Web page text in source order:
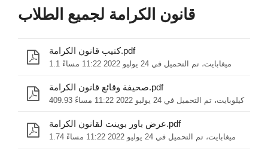
قانون الكرامة لجميع الطلاب
كتيب قانون الكرامة.pdf
1.1 ميغابايت، تم التحميل في 24 يوليو 2022 11:22 مساءً
صحيفة وقائع قانون الكرامة.pdf
409.93 كيلوبايت، تم التحميل في 24 يوليو 2022 11:22 مساءً
عرض باور بوينت لقانون الكرامة.pdf
1.74 ميغابايت، تم التحميل في 24 يوليو 2022 11:22 مساءً